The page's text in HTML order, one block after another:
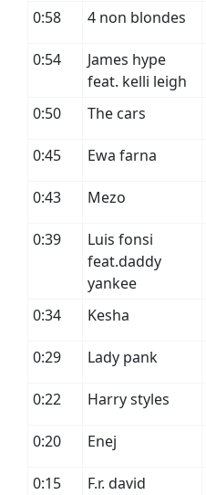
0:58 4 non blondes
0:54
James hype
feat. kelli leigh
0:50
The cars
0:45 Ewa farna
0:43 Mezo
0:39
Luis fonsi
feat.daddy
yankee
0:34 Kesha
0:29 Lady pank
0:22 Harry styles
0:20 Enej
0:15 F.r. david